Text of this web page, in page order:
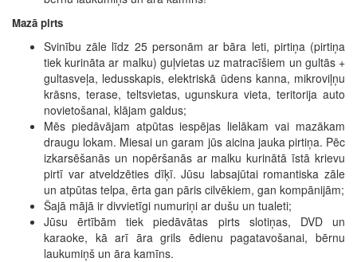
Mazā pirts
Svinību zāle līdz 25 personām ar bāra leti, pirtiņa (pirtiņa
tiek kurināta ar malku) guļvietas uz matracīšiem un gultās +
gultasveļa, ledusskapis, elektriskā ūdens kanna, mikroviļņu
krāsns, terase, teltsvietas, ugunskura vieta, teritorija auto
novietošanai, klājam galdus;
Mēs piedāvājam atpūtas iespējas lielākam vai mazākam
draugu lokam. Miesai un garam jūs aicina jauka pirtiņa. Pēc
izkarsēšanās un nopēršanās ar malku kurinātā īstā krievu
pirtī var atveldzēties dīķī. Jūsu labsajūtai romantiska zāle
un atpūtas telpa, ērta gan pāris cilvēkiem, gan kompānijām;
Šajā mājā ir divvietīgi numuriņi ar dušu un tualeti;
Jūsu ērtībām tiek piedāvātas pirts slotiņas, DVD un
karaoke, kā arī āra grils ēdienu pagatavošanai, bērnu
laukumiņš un āra kamīns.